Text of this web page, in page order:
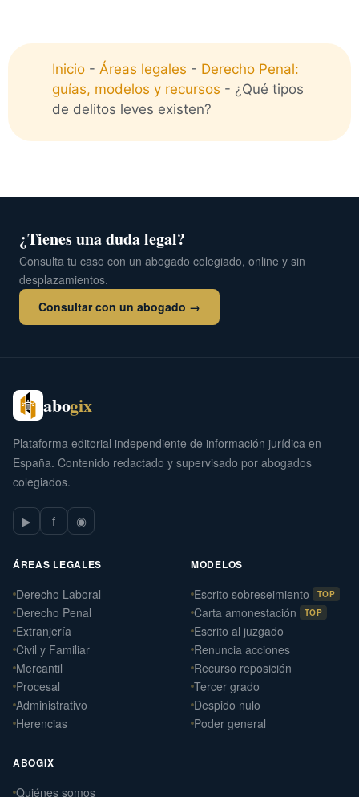
Inicio - Áreas legales - Derecho Penal:
guías, modelos y recursos - ¿Qué tipos
de delitos leves existen?
¿Tienes una duda legal?
Consulta tu caso con un abogado colegiado, online y sin
desplazamientos.
Consultar con un abogado →
abogix
Plataforma editorial independiente de información jurídica en
España. Contenido redactado y supervisado por abogados
colegiados.
▶ f ◉
ÁREAS LEGALES
Derecho Laboral
Derecho Penal
Extranjería
Civil y Familiar
Mercantil
Procesal
Administrativo
Herencias
MODELOS
Escrito sobreseimiento TOP
Carta amonestación TOP
Escrito al juzgado
Renuncia acciones
Recurso reposición
Tercer grado
Despido nulo
Poder general
ABOGIX
Quiénes somos